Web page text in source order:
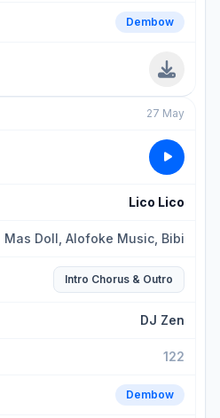
Dembow
27 May
Lico Lico
Mas Doll, Alofoke Music, Bibi
Intro Chorus & Outro
DJ Zen
122
Dembow